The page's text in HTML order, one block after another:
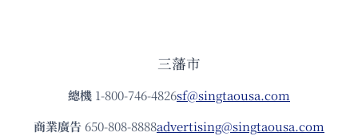
三藩市
總機 1-800-746-4826sf@singtaousa.com
商業廣告 650-808-8888advertising@singtaousa.com